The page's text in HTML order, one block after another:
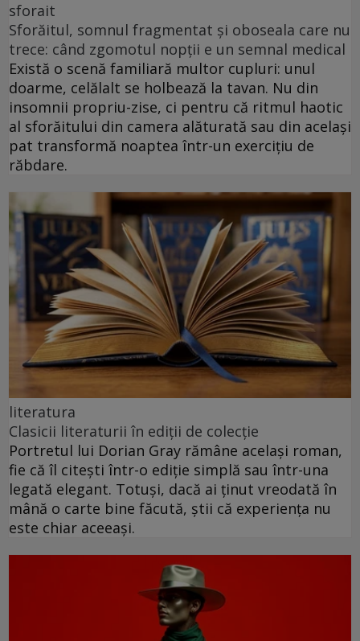
sforait
Sforăitul, somnul fragmentat și oboseala care nu
trece: când zgomotul nopții e un semnal medical
Există o scenă familiară multor cupluri: unul
doarme, celălalt se holbează la tavan. Nu din
insomnii propriu-zise, ci pentru că ritmul haotic
al sforăitului din camera alăturată sau din același
pat transformă noaptea într-un exercițiu de
răbdare.
literatura
Clasicii literaturii în ediții de colecție
Portretul lui Dorian Gray rămâne același roman,
fie că îl citești într-o ediție simplă sau într-una
legată elegant. Totuși, dacă ai ținut vreodată în
mână o carte bine făcută, știi că experiența nu
este chiar aceeași.